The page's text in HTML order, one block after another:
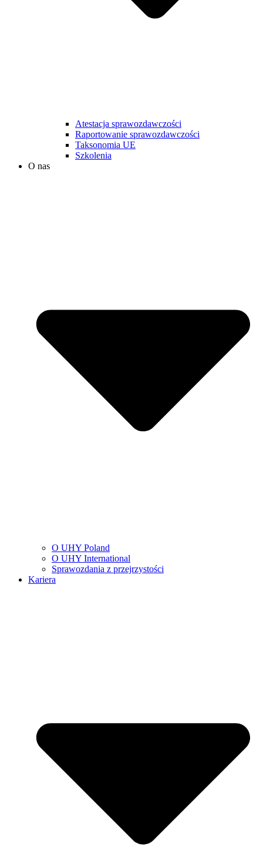
Atestacja sprawozdawczości
Raportowanie sprawozdawczości
Taksonomia UE
Szkolenia
O nas
O UHY Poland
O UHY International
Sprawozdania z przejrzystości
Kariera